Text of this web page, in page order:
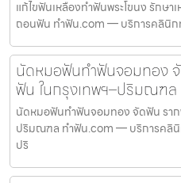
แก้ไขฟันเหลืองทำฟันพระโขนง รักษ
ถอนฟัน ทำฟัน.com — บริการคลินิก
นัดหมอฟันทำฟันจอมทอง
ฟัน ในกรุงเทพฯ–ปริมณฑ
นัดหมอฟันทำฟันจอมทอง จัดฟัน รา
ปริมณฑล ทำฟัน.com — บริการคลิ
ปริ